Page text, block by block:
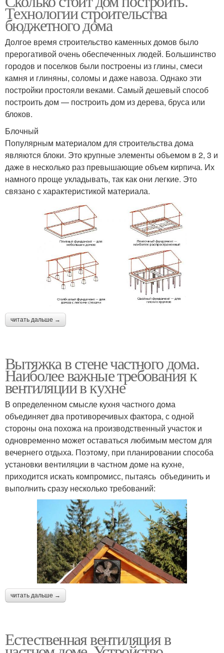
Технологии строительства
бюджетного дома
Долгое время строительство каменных домов было
прерогативой очень обеспеченных людей. Большинство
городов и поселков были построены из глины, смеси
камня и глиняны, соломы и даже навоза. Однако эти
постройки простояли веками. Самый дешевый способ
построить дом — построить дом из дерева, бруса или
блоков.
Блочный
Популярным материалом для строительства дома
являются блоки. Это крупные элементы объемом в 2, 3 и
даже в несколько раз превышающие объем кирпича. Их
намного проще укладывать, так как они легкие. Это
связано с характеристикой материала.
читать дальше →
Вытяжка в стене частного дома.
Наиболее важные требования к
вентиляции в кухне
В определенном смысле кухня частного дома
объединяет два противоречивых фактора, с одной
стороны она похожа на производственный участок и
одновременно может оставаться любимым местом для
вечернего отдыха. Поэтому, при планировании способа
установки вентиляции в частном доме на кухне,
приходится искать компромисс, пытаясь объединить и
выполнить сразу несколько требований:
читать дальше →
Естественная вентиляция в